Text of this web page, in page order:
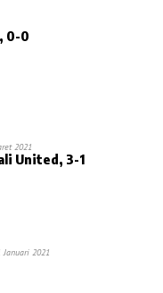
0-0
2021
United, 3-1
2021